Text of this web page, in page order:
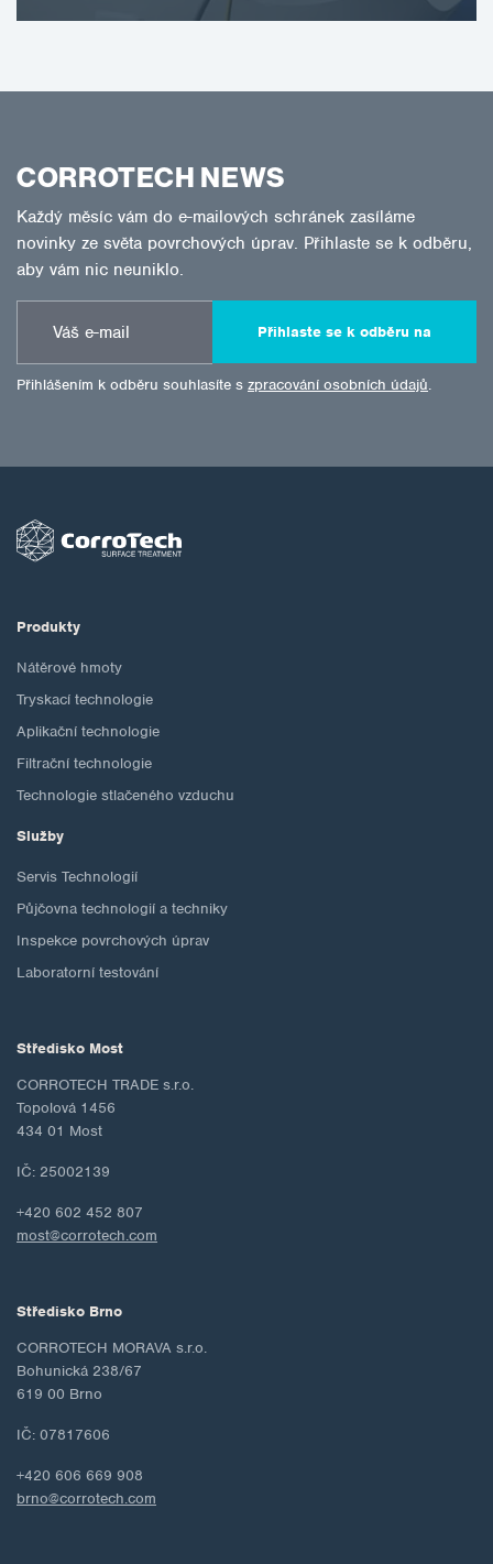
CORROTECH NEWS
Každý měsíc vám do e-mailových schránek zasíláme
novinky ze světa povrchových úprav. Přihlaste se k odběru,
aby vám nic neuniklo.
Přihlaste se k odběru na
Přihlášením k odběru souhlasíte s zpracování osobních údajů.
Produkty
Nátěrové hmoty
Tryskací technologie
Aplikační technologie
Filtrační technologie
Technologie stlačeného vzduchu
Služby
Servis Technologií
Půjčovna technologií a techniky
Inspekce povrchových úprav
Laboratorní testování
Středisko Most
CORROTECH TRADE s.r.o.
Topolová 1456
434 01 Most
IČ: 25002139
+420 602 452 807
most@corrotech.com
Středisko Brno
CORROTECH MORAVA s.r.o.
Bohunická 238/67
619 00 Brno
IČ: 07817606
+420 606 669 908
brno@corrotech.com